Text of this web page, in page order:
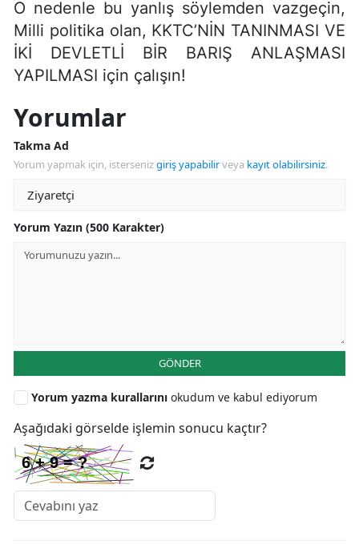
O nedenle bu yanlış söylemden vazgeçin,
Milli politika olan, KKTC’NİN TANINMASI VE
İKİ DEVLETLİ BİR BARIŞ ANLAŞMASI
YAPILMASI için çalışın!
Yorumlar
Takma Ad
Yorum yapmak için, istersenizgiriş yapabilirveya kayıt olabilirsiniz.
Yorum Yazın (500 Karakter)
GÖNDER
Yorum yazma kurallarını okudum ve kabul ediyorum
Aşağıdaki görselde işlemin sonucu kaçtır?